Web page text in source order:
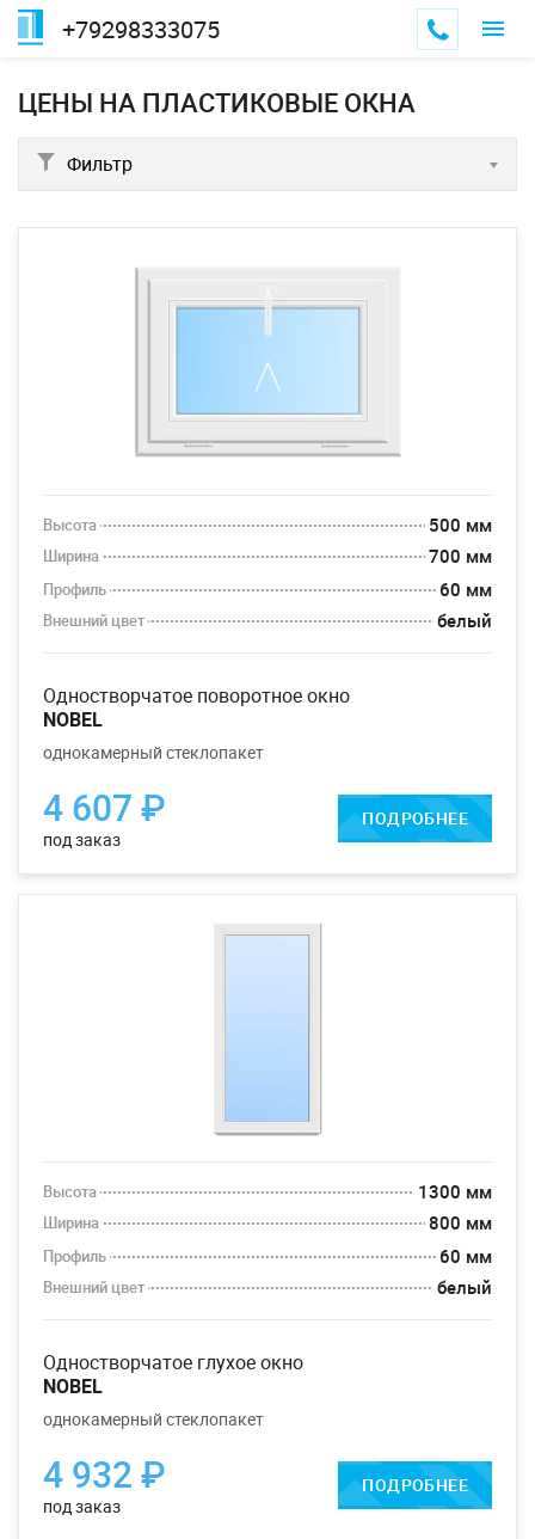
+79298333075
ЦЕНЫ НА ПЛАСТИКОВЫЕ ОКНА
Фильтр
Высота 500 мм
Ширина 700 мм
Профиль 60 мм
Внешний цвет белый
одностворчатое поворотное окно
NOBEL
однокамерный стеклопакет
4 607 ₽
под заказ
ПОДРОБНЕЕ
Высота 1300 мм
Ширина 800 мм
Профиль 60 мм
Внешний цвет белый
одностворчатое глухое окно
NOBEL
однокамерный стеклопакет
4 932 ₽
под заказ
ПОДРОБНЕЕ